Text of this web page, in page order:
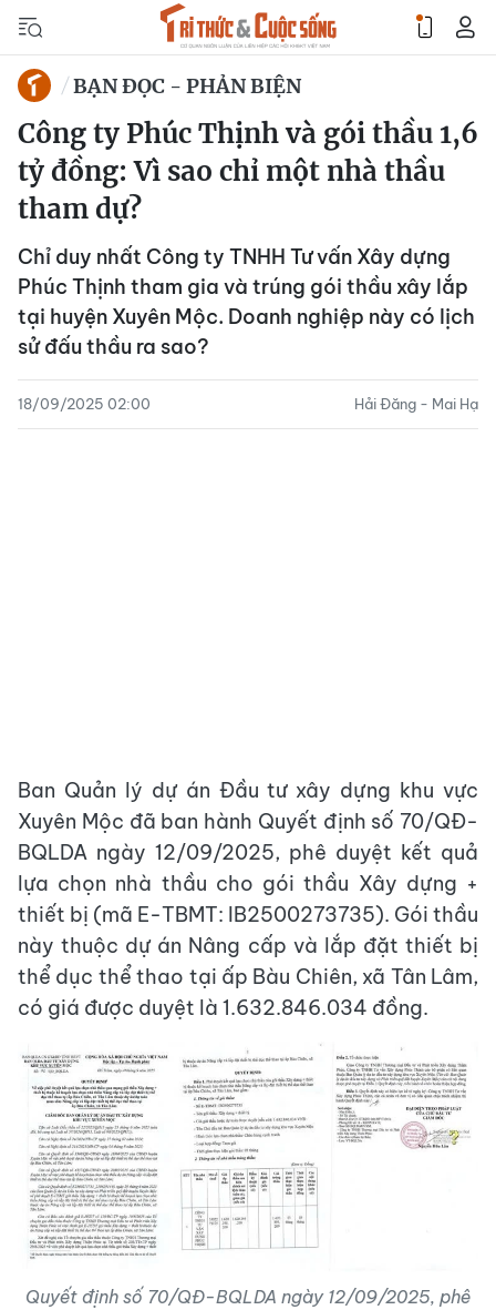
BẠN ĐỌC - PHẢN BIỆN
Công ty Phúc Thịnh và gói thầu 1,6
tỷ đồng: Vì sao chỉ một nhà thầu
tham dự?
Chỉ duy nhất Công ty TNHH Tư vấn Xây dựng
Phúc Thịnh tham gia và trúng gói thầu xây lắp
tại huyện Xuyên Mộc. Doanh nghiệp này có lịch
sử đấu thầu ra sao?
18/09/2025 02:00 Hải Đăng - Mai Hạ
Ban Quản lý dự án Đầu tư xây dựng khu vực
Xuyên Mộc đã ban hành Quyết định số 70/QĐ-
BQLDA ngày 12/09/2025, phê duyệt kết quả
lựa chọn nhà thầu cho gói thầu Xây dựng +
thiết bị (mã E-TBMT: IB2500273735). Gói thầu
này thuộc dự án Nâng cấp và lắp đặt thiết bị
thể dục thể thao tại ấp Bàu Chiên, xã Tân Lâm,
có giá được duyệt là 1.632.846.034 đồng.
Quyết định số 70/QĐ-BQLDA ngày 12/09/2025, phê